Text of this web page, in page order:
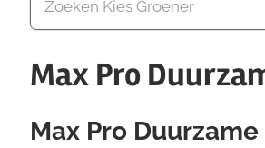
Max Pro
Max Pro